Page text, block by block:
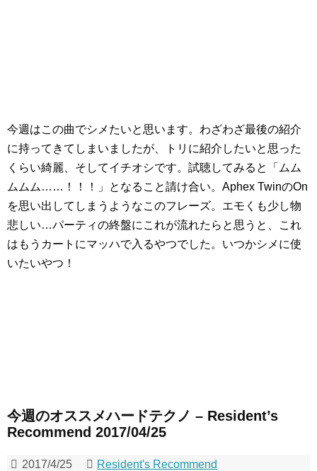
今週はこの曲でシメたいと思います。わざわざ最後の紹介
に持ってきてしまいましたが、トリに紹介したいと思った
くらい綺麗、そしてイチオシです。試聴してみると「ムム
ムムム……！！！」となること請け合い。Aphex TwinのOn
を思い出してしまうようなこのフレーズ。エモくも少し物
悲しい…パーティの終盤にこれが流れたらと思うと、これ
はもうカートにマッハで入るやつでした。いつかシメに使
いたいやつ！
今週のオススメハードテクノ – Resident’s
Recommend 2017/04/25
2017/4/25 Resident's Recommend